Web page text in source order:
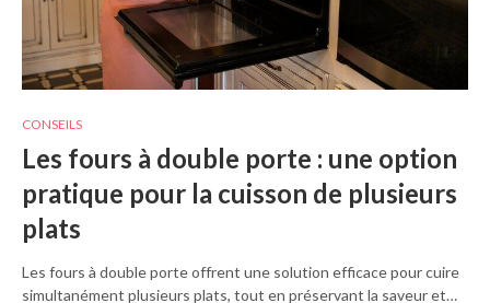
CONSEILS
Les fours à double porte : une option
pratique pour la cuisson de plusieurs
plats
Les fours à double porte offrent une solution efficace pour cuire
simultanément plusieurs plats, tout en préservant la saveur et…